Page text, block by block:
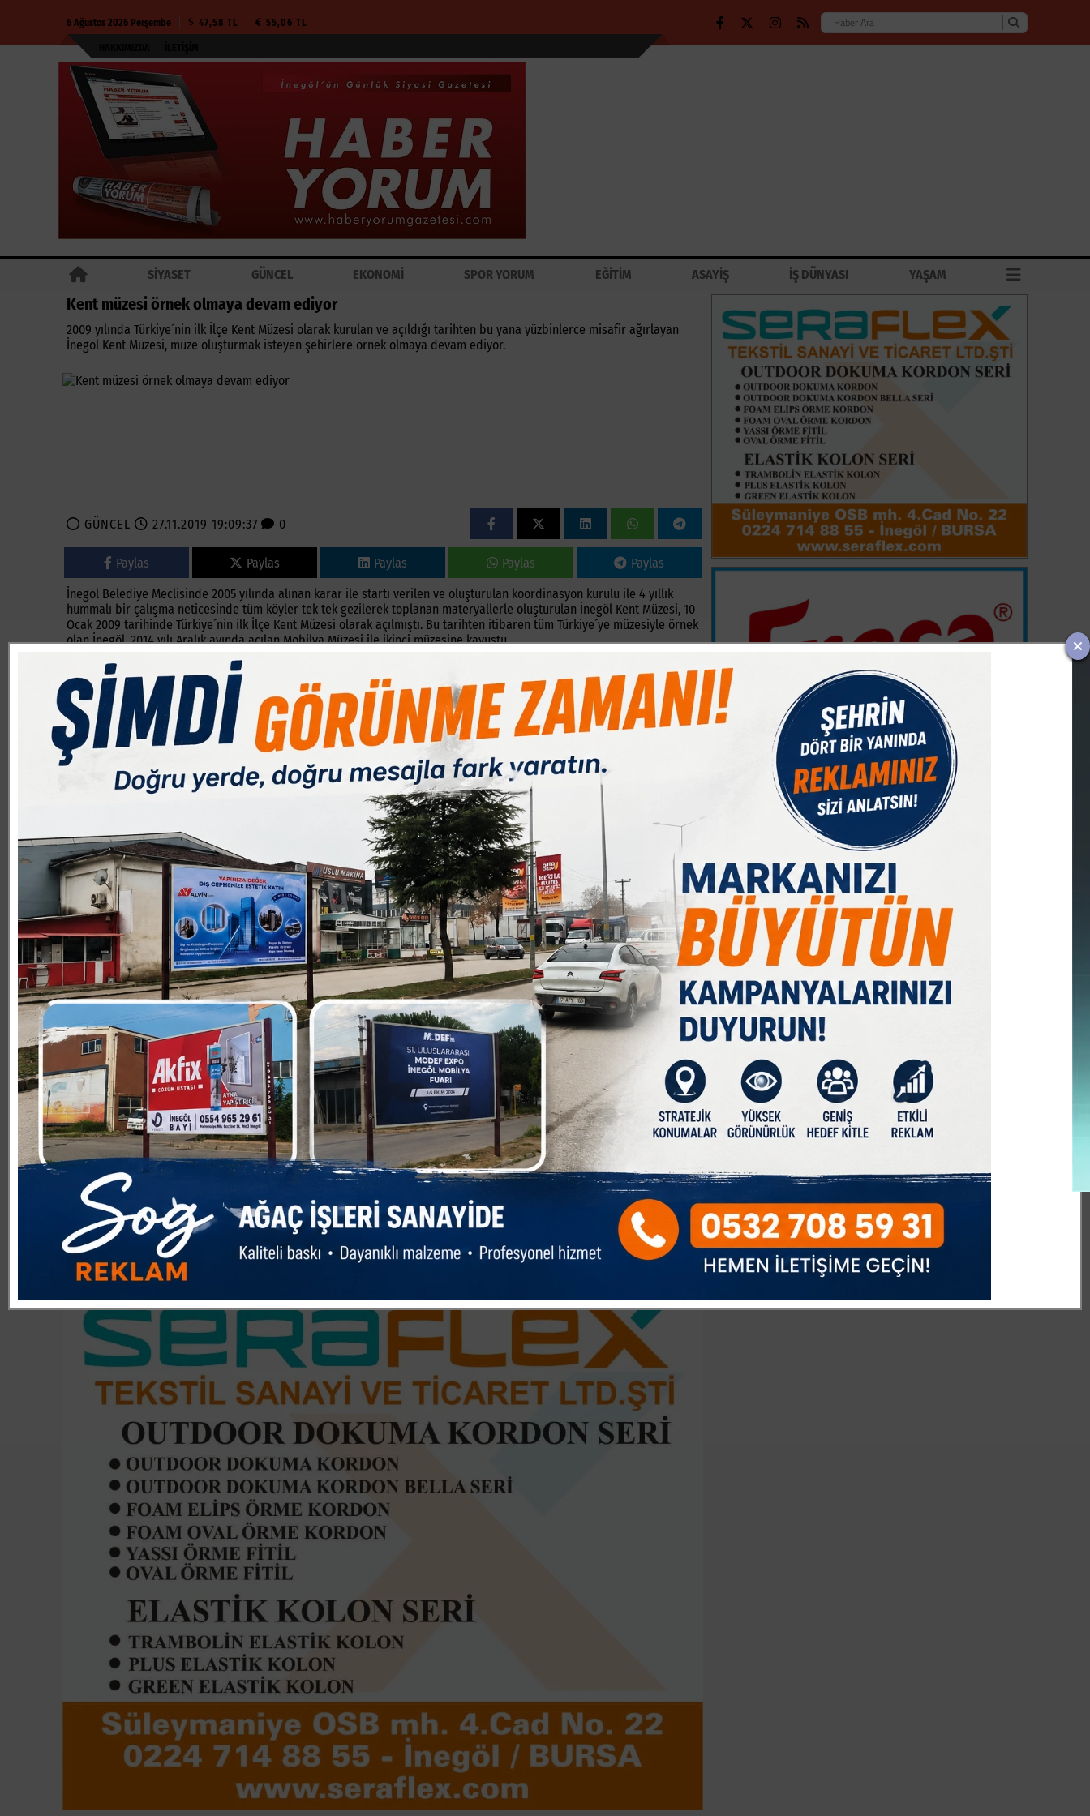
6 Ağustos 2026 Perşembe 47,58 TL 55,06 TL
SİYASET GÜNCEL EKONOMİ SPOR YORUM EĞİTİM ASAYİŞ İŞ DÜNYASI YAŞAM
Kent müzesi örnek olmaya devam ediyor
2009 yılında Türkiye´nin ilk İlçe Kent Müzesi olarak kurulan ve açıldığı tarihten bu yana yüzbinlerce misafir ağırlayan
İnegöl Kent Müzesi, müze oluşturmak isteyen şehirlere örnek olmaya devam ediyor.
GÜNCEL 27.11.2019 19:09:37 0
Paylas Paylas Paylas Paylas Paylas
İnegöl Belediye Meclisinde 2005 yılında alınan karar ile startı verilen ve oluşturulan koordinasyon kurulu ile 4 yıllık
hummalı bir çalışma neticesinde tüm köyler tek tek gezilerek toplanan materyallerle oluşturulan İnegöl Kent Müzesi, 10
Ocak 2009 tarihinde Türkiye´nin ilk İlçe Kent Müzesi olarak açılmıştı. Bu tarihten itibaren tüm Türkiye´ye müzesiyle örnek
olan İnegöl, 2014 yılı Aralık ayında açılan Mobilya Müzesi ile ikinci müzesine kavuştu.
Hem İnegöl Kent Müzesi hem de Mobilya Müzesi, kuruldukları tarihten itibaren büyük ilgi gördü. 10 yıllık süreçte 800
bine yakın ziyaretçiyi ağırlayan İnegöl Kent Müzesi, farklı şehirlere örnek olmaya devam ediyor. Geçtiğimiz hafta
İstanbul Pendik Belediyesi ve Bursa Mustafakemalpaşa Belediyesinden yetkililer İnegöl´e gelerek müzeleri inceledi. İki
belediyenin yetkilileri de kendi şehirlerinde müze kurmak istedikleri ve örnek olarak İnegöl Kent Müzesini incelemeye
geldiklerini ifade ettiler.
İlk ziyaret Pendik heyeti tarafından gerçekleştirildi. Pendik Kent Konseyi Başkanı Süleyman Yılmaz beraberinde Pendik
Belediyesi Kültür İşleri Müdürü Nuri Sincanlı, Pendik Belediyesi Kültür İşleri Müdür Yardımcısı Faruk Erdoğan ve Pendik
Belediyesi Kültür İşleri Müdürlüğü Birim Sorumlusu İbrahim Kaplan ile birlikte İnegöl Kent Müzesini ziyaret etti. İkinci
ziyaret ise Mustafakemalpaşa heyeti tarafından gerçekleştirildi. Mustafa Kemalpaşa Belediye Başkan Yardımcısı Fatma
Kocaman ile birlikte müze kurulması için oluşturulan komisyonda yer alan; Kültür İşleri Müdürü Yeliz Özkan Hatip, Nafiz
Sekiz, Ezel Tuna, Rasim Balaban, Halit Ersöz, eski meclis üyesi Engin Sökmen ve Uludağ Üniversitesi Mustafakemalpaşa
MYO Müdürü Doç. Dr. Mehmet Öz´ün yer aldığı komisyon Kent Müzesini gezerek inceledi. Mustafakemalpaşa heyetine
Belediye Başkanvekili Ahmet Kara da eşlik etti.
Her iki heyet müzeleri gezip detaylı şekilde inceledi. Burada müze sorumluları tarafından İnegöl Kent Müzesi ve
Mobilya Müzesinin kuruluş aşamasından günümüze gelen süreç de misafirlerle paylaşıldı. Müze kurulumu konusunda
bilgi alışverişi ve istişarelerinde de yapıldığı ziyaretlerde, heyetler İnegöl Kent Müzesinin örnek bir müze olduğuna
dikkat çekti.-
17526,62
%0,09
47,58
% 0,05
EURO
55,06
% 0,13